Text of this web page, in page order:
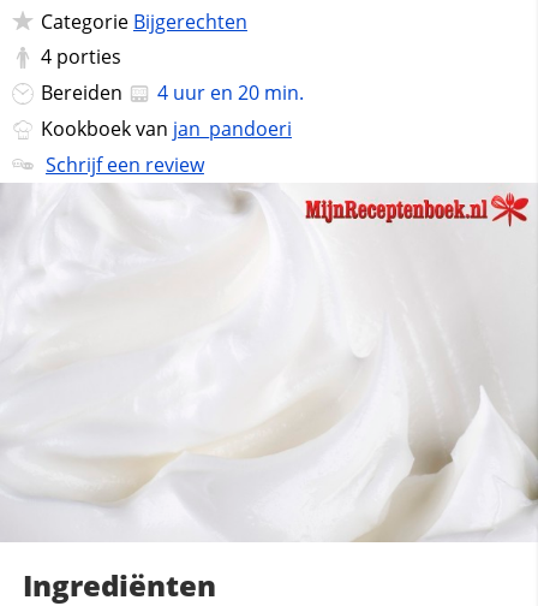
Categorie Bijgerechten
4 porties
Bereiden
4 uur en 20 min.
Kookboek van jan_pandoeri
Schrijf een review
Ingrediënten